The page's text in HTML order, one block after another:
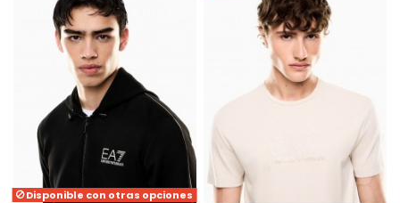
Disponible con otras opciones